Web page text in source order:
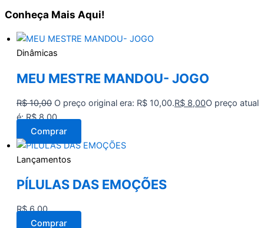
Conheça Mais Aqui!
Dinâmicas
MEU MESTRE MANDOU- JOGO
R$10,00 O preço original era: R$ 10,00.R$ 8,00O preço atual
é: R$ 8,00.
Comprar
Lançamentos
PÍLULAS DAS EMOÇÕES
R$6,00
Comprar